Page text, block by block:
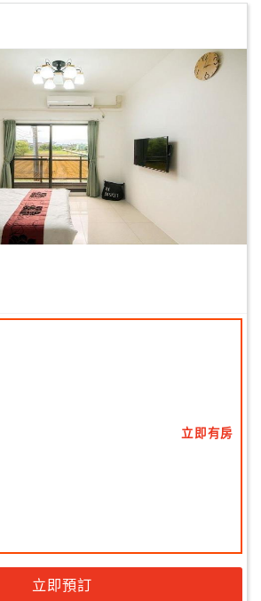
立即有房
立即預訂